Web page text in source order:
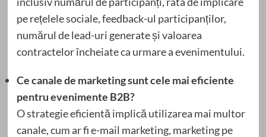
pe rețelele sociale, feedback-ul participanților,
numărul de lead-uri generate și valoarea
contractelor încheiate ca urmare a evenimentului.
Ce canale de marketing sunt cele mai eficiente
pentru evenimente B2B?
O strategie eficientă implică utilizarea mai multor
canale, cum ar fi e-mail marketing, marketing pe